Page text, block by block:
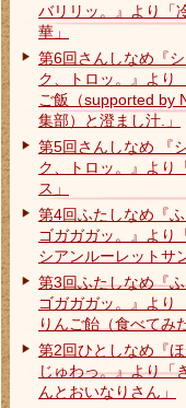
バリリッ。』より「
華」
第6回さんしなめ『
ク、トロッ。』より
ご飯（supported by
集部）と澄まし汁.」
第5回さんしなめ 『
ク、トロッ。』より
ス」
第4回ふたしなめ『ふ
ゴガガガッ。』より
シアンルーレットサ
第3回ふたしなめ『
ゴガガガッ。』より
りんご飴（食べてみ
第2回ひとしなめ『ほ
じゅわっ。』より「
んとおいなりさん」